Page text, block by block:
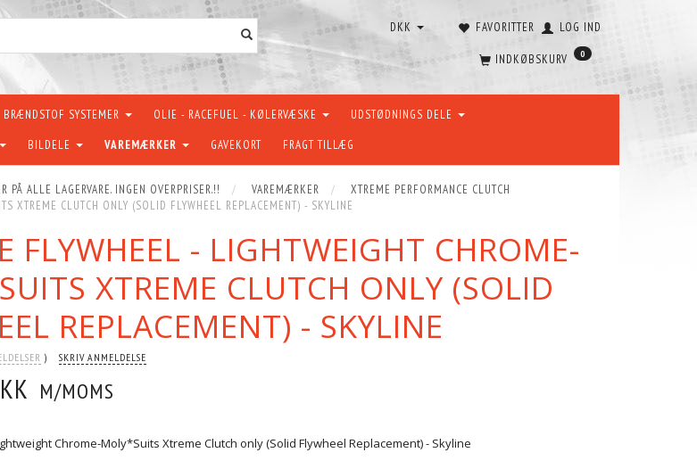
FAVORITTER LOG IND
DKK
INDKØBSKURV 0
BRÆNDSTOF SYSTEMER OLIE - RACEFUEL - KØLERVÆSKE UDSTØDNINGS DELE
BILDELE VAREMÆRKER GAVEKORT FRAGT TILLÆG
ALLE LAGERVARE. INGEN OVERPRISER.!! VAREMÆRKER
XTREME PERFORMANCE CLUTCH
XTREME CLUTCH ONLY (SOLID FLYWHEEL REPLACEMENT) - SKYLINE
FLYWHEEL - LIGHTWEIGHT CHROME-
XTREME CLUTCH ONLY (SOLID
REPLACEMENT) - SKYLINE
SKRIV ANMELDELSE
M/MOMS
Chrome-Moly*Suits Xtreme Clutch only (Solid Flywheel Replacement) - Skyline